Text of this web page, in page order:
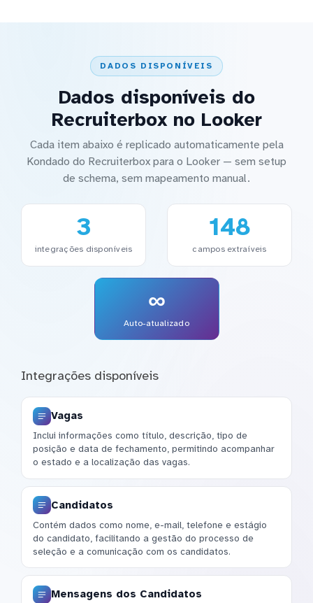
DADOS DISPONÍVEIS
Dados disponíveis do
Recruiterbox no Looker
Cada item abaixo é replicado automaticamente pela
Kondado do Recruiterbox para o Looker — sem setup
de schema, sem mapeamento manual.
3
integrações disponíveis
148
campos extraíveis
∞
Auto-atualizado
Integrações disponíveis
Vagas
Inclui informações como título, descrição, tipo de
posição e data de fechamento, permitindo acompanhar
o estado e a localização das vagas.
Candidatos
Contém dados como nome, e-mail, telefone e estágio
do candidato, facilitando a gestão do processo de
seleção e a comunicação com os candidatos.
Mensagens dos Candidatos